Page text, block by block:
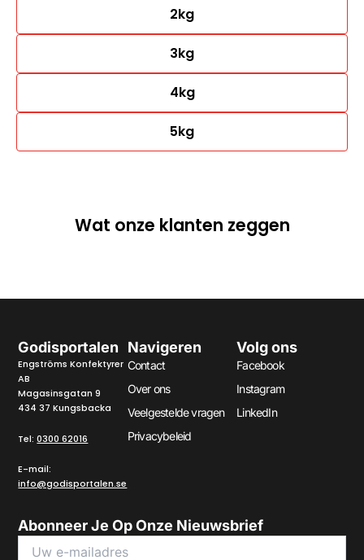
2kg
3kg
4kg
5kg
Wat onze klanten zeggen
Godisportalen
Engströms Konfektyrer
AB
Magasinsgatan 9
434 37 Kungsbacka
Tel:0300 62016
E-mail:
info@godisportalen.se
Navigeren
Contact
Over ons
Veelgestelde vragen
Privacybeleid
Volg ons
Facebook
Instagram
LinkedIn
Abonneer Je Op Onze Nieuwsbrief